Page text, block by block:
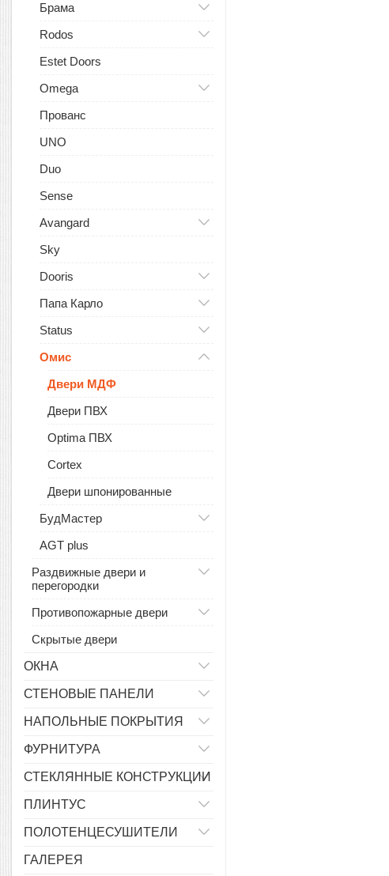
Брама
Rodos
Estet Doors
Omega
Прованс
UNO
Duo
Sense
Avangard
Sky
Dooris
Папа Карло
Status
Омис
Двери МДФ
Двери ПВХ
Optima ПВХ
Cortex
Двери шпонированные
БудМастер
AGT plus
Раздвижные двери и
перегородки
Противопожарные двери
Скрытые двери
ОКНА
СТЕНОВЫЕ ПАНЕЛИ
НАПОЛЬНЫЕ ПОКРЫТИЯ
ФУРНИТУРА
СТЕКЛЯННЫЕ КОНСТРУКЦИИ
ПЛИНТУС
ПОЛОТЕНЦЕСУШИТЕЛИ
ГАЛЕРЕЯ